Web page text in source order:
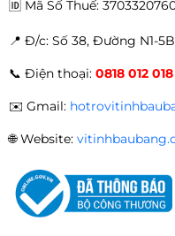
🆔 Mã Số Thuế:
📍 Đ/c: Số 38, Đường N1-
📞 Điện thoại: 0818 012
✉️ Gmail:
🌐Website: